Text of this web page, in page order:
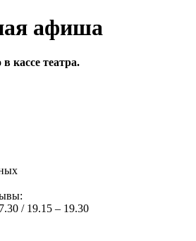
афиша
кассе театра.
/ 19.15 – 19.30